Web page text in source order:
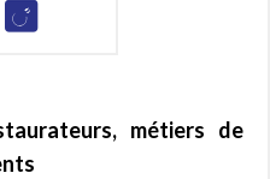
métiers de